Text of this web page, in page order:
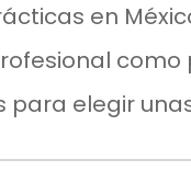
en
como
para elegir